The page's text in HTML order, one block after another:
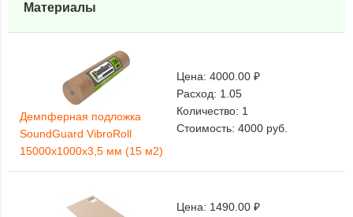
Материалы
Демпферная подложка
SoundGuard VibroRoll
15000х1000х3,5 мм (15 м2)
Цена: 4000.00 ₽
Расход: 1.05
Количество: 1
Стоимость: 4000 руб.
Цена: 1490.00 ₽